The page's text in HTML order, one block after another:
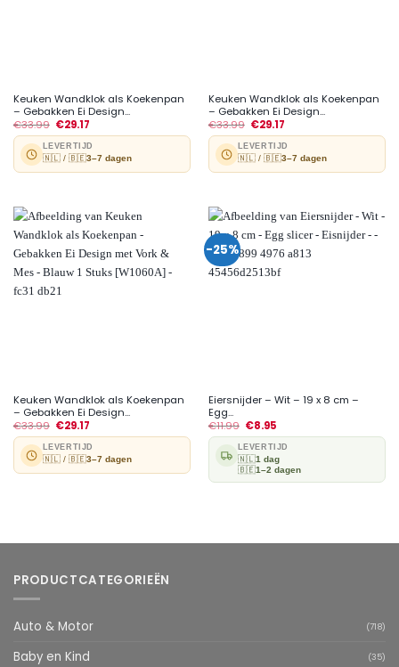
Keuken Wandklok als Koekenpan
– Gebakken Ei Design...
€33.99 €29.17
LEVERTIJD
🇳🇱 / 🇧🇪3–7 dagen
Keuken Wandklok als Koekenpan
– Gebakken Ei Design...
€33.99 €29.17
LEVERTIJD
🇳🇱 / 🇧🇪3–7 dagen
Keuken Wandklok als Koekenpan
– Gebakken Ei Design...
€33.99 €29.17
LEVERTIJD
🇳🇱 / 🇧🇪3–7 dagen
-25%
Eiersnijder – Wit – 19 x 8 cm –
Egg...
€11.99 Oorspronkelijke
prijs
was:
€11.99.
€8.95
prijs
is:
€8.95.
LEVERTIJD
🇳🇱1 dag
🇧🇪1–2 dagen
PRODUCTCATEGORIEËN
Auto & Motor (718)
Baby en Kind (35)